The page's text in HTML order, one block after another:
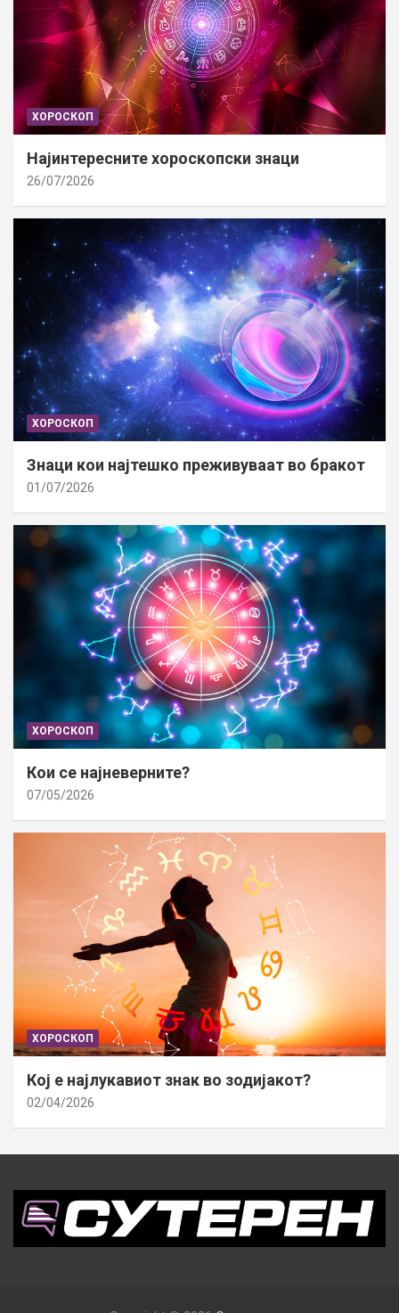
ХОРОСКОП
Најинтересните хороскопски знаци
26/07/2026
ХОРОСКОП
Знаци кои најтешко преживуваат во бракот
01/07/2026
ХОРОСКОП
Кои се најневерните?
07/05/2026
ХОРОСКОП
Кој е најлукавиот знак во зодијакот?
02/04/2026